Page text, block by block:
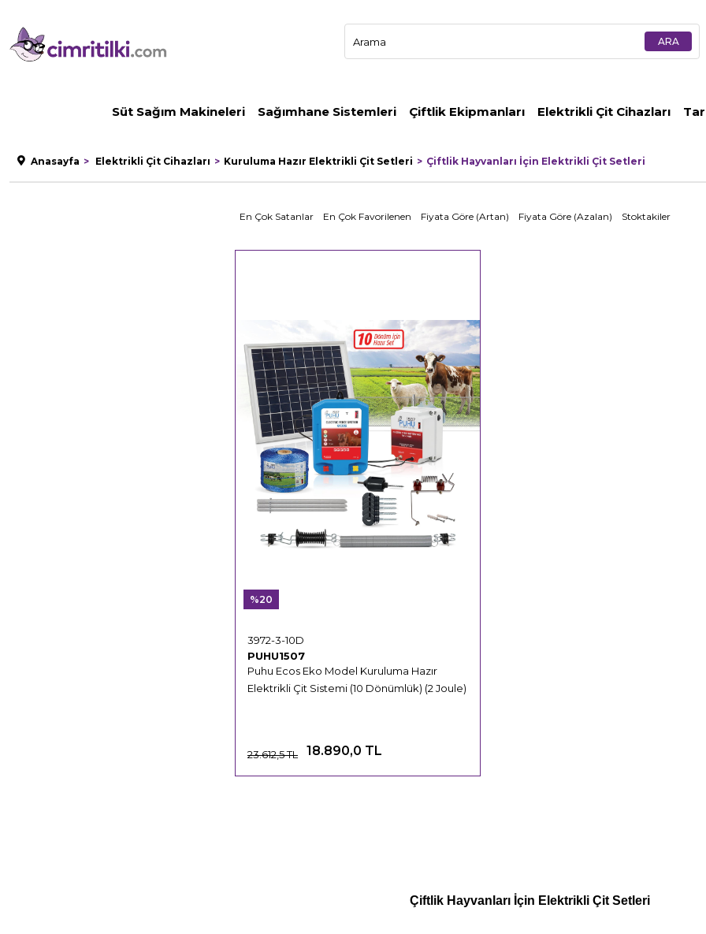
Süt Sağım Makineleri Sağımhane Sistemleri Çiftlik Ekipmanları Elektrikli Çit Cihazları
Anasayfa Elektrikli Çit Cihazları Kuruluma Hazır Elektrikli Çit Setleri Çiftlik Hayvanları İçin Elektrikli Çit Setleri
En Çok Satanlar En Çok Favorilenen Fiyata Göre (Artan) Fiyata Göre (Azalan) Stoktakiler
PUHU1507
Puhu Ecos Eko Model Kuruluma Hazır
Elektrikli Çit Sistemi (10 Dönümlük) (2 Joule)
3972-3-10D
18.890,0 TL
23.612,5 TL
%20
Çiftlik Hayvanları İçin Elektrikli Çit Setleri